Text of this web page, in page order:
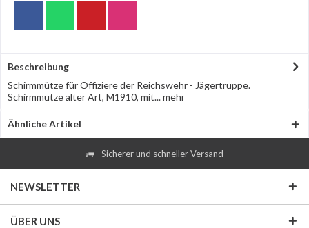
Beschreibung
Schirmmütze für Offiziere der Reichswehr - Jägertruppe.
Schirmmütze alter Art, M1910, mit...mehr
Ähnliche Artikel
Sicherer und schneller Versand
NEWSLETTER
ÜBER UNS